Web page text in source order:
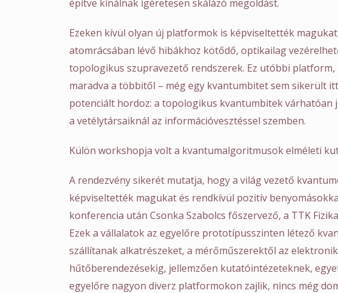
építve kínálnak ígéretesen skálázó megoldást.
Ezeken kívül olyan új platformok is képviseltették
atomrácsában lévő hibákhoz kötődő, optikailag
topologikus szupravezető rendszerek. Ez utóbbi platform,
maradva a többitől – még egy kvantumbitet sem sikerült
potenciált hordoz: a topologikus kvantumbitek várhatóan
a vetélytársaiknál az információvesztéssel szemben.
Külön workshopja volt a kvantumalgoritmusok elméleti
A rendezvény sikerét mutatja, hogy a világ vezető
képviseltették magukat és rendkívül pozitív
konferencia után Csonka Szabolcs főszervező, a TTK
Ezek a vállalatok az egyelőre prototípusszinten létező
szállítanak alkatrészeket, a mérőműszerektől az
hűtőberendezésekig, jellemzően kutatóintézeteknek,
egyelőre nagyon diverz platformokon zajlik, nincs még